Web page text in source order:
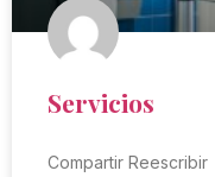
Servicios
Compartir Reescribir